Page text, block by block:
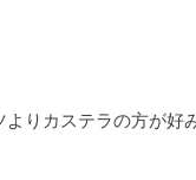
りカステラの方が好